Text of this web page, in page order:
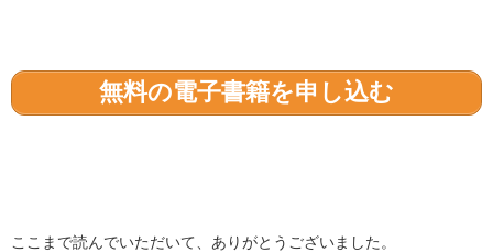
無料の電子書籍を申し込む
ここまで読んでいただいて、ありがとうございました。